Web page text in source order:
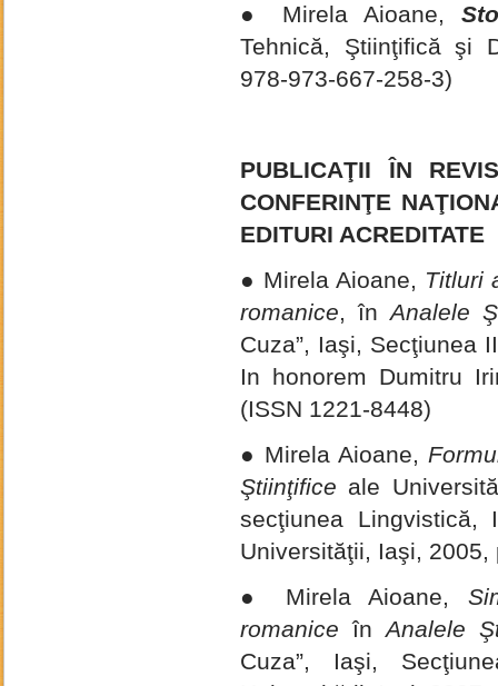
● Mirela Aioane,
Tehnică, Ştiinţifică şi
978-973-667-258-3)
PUBLICAŢII ÎN
CONFERINŢE
EDITURI ACREDITATE
● Mirela Aioane, Titluri
romanice, înAnalele
Cuza”, Iaşi, Secţiunea
In honorem Dumitru
(ISSN 1221-8448)
● Mirela Aioane,
Ştiinţifice ale
secţiunea
Universităţii, Iaşi,
● Mirela Aioane,
romanice înAnalele
Cuza”, Iaşi,